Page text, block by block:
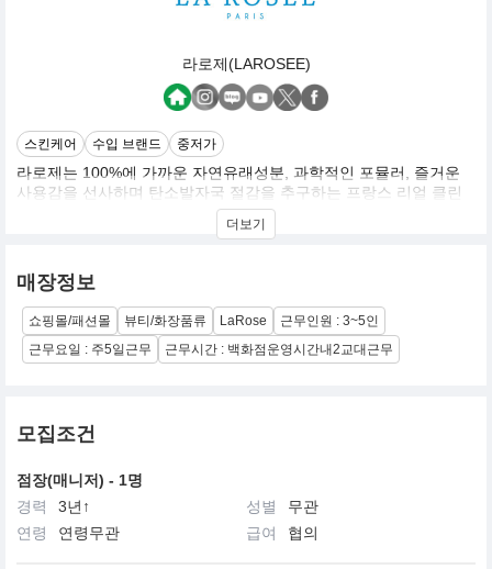
라로제(LAROSEE)
스킨케어 수입 브랜드 중저가
라로제는 100%에 가까운 자연유래성분, 과학적인 포뮬러, 즐거운
사용감을 선사하며 탄소발자국 절감을 추구하는 프랑스 리얼 클린
더보기
매장정보
쇼핑몰/패션몰 뷰티/화장품류 LaRose
근무인원 : 3~5인
근무요일 : 주5일근무
근무시간 : 백화점운영시간내2교대근무
모집조건
점장(매니저) - 1명
경력
3년↑ 성별
무관
연령
연령무관 급여 협의